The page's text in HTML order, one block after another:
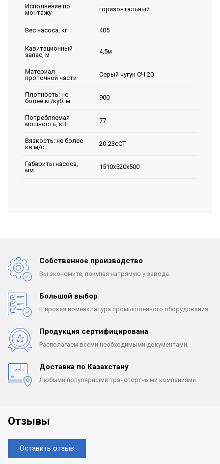
Исполнение по
монтажу
горизонтальный
Вес насоса, кг 405
Кавитационный
запас, м
4,5м
Материал
проточной части
Серый чугун СЧ 20
Плотность: не
более кг/куб. м
900
Потребляемая
мощность, кВт
77
Вязкость: не более
кв.м/с
20-23сСТ
Габариты насоса,
мм
1510х520х500
Собственное производство
Вы экономите, покупая напрямую у завода.
Большой выбор
Широкая номенклатура промышленного оборудования.
Продукция сертифицирована
Располагаем всеми необходимыми документами.
Доставка по Казахстану
Любыми популярными транспортными компаниями.
Отзывы
Оставить отзыв